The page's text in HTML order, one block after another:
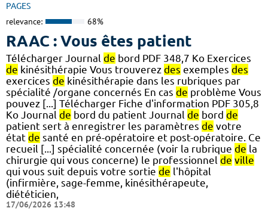
PAGES
relevance: 68%
RAAC : Vous êtes patient
Télécharger Journal de bord PDF 348,7 Ko Exercices
de kinésithérapie Vous trouverez des exemples des
exercices de kinésithérapie dans les rubriques par
spécialité /organe concernés En cas de problème Vous
pouvez [...] Télécharger Fiche d'information PDF 305,8
Ko Journal de bord du patient Journal de bord de
patient sert à enregistrer les paramètres de votre
état de santé en pré-opératoire et post-opératoire. Ce
recueil [...] spécialité concernée (voir la rubrique de la
chirurgie qui vous concerne) le professionnel de ville
qui vous suit depuis votre sortie de l'hôpital
(infirmière, sage-femme, kinésithérapeute,
diététicien,
17/06/2026 13:48